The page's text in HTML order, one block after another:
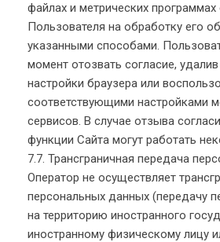
файлах и метрических программах
Пользователя на обработку его
указанными способами.
момент отозвать согласие,
настройки браузера или
соответствующими настройками
сервисов. В случае отзыва
функции Сайта могут работать
7.7. Трансграничная передача
Оператор не осуществляет
персональных данных (передачу
на территорию иностранного
иностранному физическому лицу